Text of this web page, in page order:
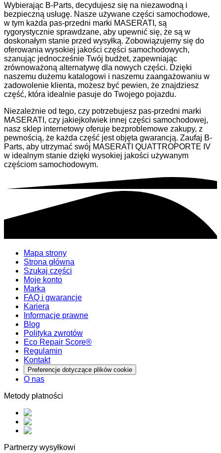
Wybierając B-Parts, decydujesz się na niezawodną i
bezpieczną usługę. Nasze używane części samochodowe,
w tym każda pas-przedni marki MASERATI, są
rygorystycznie sprawdzane, aby upewnić się, że są w
doskonałym stanie przed wysyłką. Zobowiązujemy się do
oferowania wysokiej jakości części samochodowych,
szanując jednocześnie Twój budżet, zapewniając
zrównoważoną alternatywę dla nowych części. Dzięki
naszemu dużemu katalogowi i naszemu zaangażowaniu w
zadowolenie klienta, możesz być pewien, że znajdziesz
część, która idealnie pasuje do Twojego pojazdu.
Niezależnie od tego, czy potrzebujesz pas-przedni marki
MASERATI, czy jakiejkolwiek innej części samochodowej,
nasz sklep internetowy oferuje bezproblemowe zakupy, z
pewnością, że każda część jest objęta gwarancją. Zaufaj B-
Parts, aby utrzymać swój MASERATI QUATTROPORTE IV
w idealnym stanie dzięki wysokiej jakości używanym
częściom samochodowym.
Mapa strony
Strona główna
Szukaj części
Moje konto
Marka
FAQ i gwarancje
Kariera
Informacje prawne
Blog
Polityka zwrotów
Eco Repair Score®
Regulamin
Kontakt
Preferencje dotyczące plików cookie
O nas
Metody płatności
Partnerzy wysyłkowi